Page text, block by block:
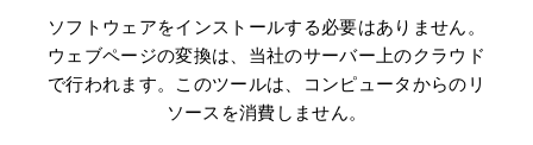
ソフトウェアをインストールする必要はありません。
ウェブページの変換は、当社のサーバー上のクラウド
で行われます。このツールは、コンピュータからのリ
ソースを消費しません。